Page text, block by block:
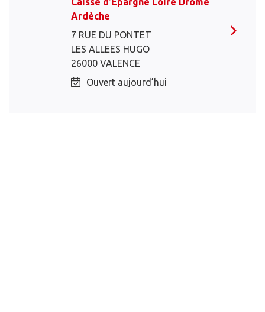
Ardèche
7 RUE DU PONTET
LES ALLEES HUGO
26000 VALENCE
Ouvert aujourd’hui